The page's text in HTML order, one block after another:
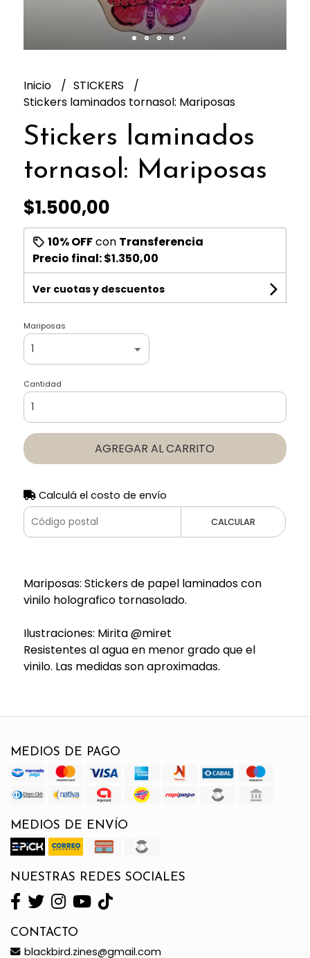
Inicio
STICKERS
Stickers laminados tornasol: Mariposas
Stickers laminados
tornasol: Mariposas
$1.500,00
10% OFFcon Transferencia
Precio final:$1.350,00
Ver cuotas y descuentos
Mariposas
Cantidad
AGREGAR AL CARRITO
Calculá el costo de envío
CALCULAR
Mariposas: Stickers de papel laminados con
vinilo holografico tornasolado.
Ilustraciones: Mirita @miret
Resistentes al agua en menor grado que el
vinilo. Las medidas son aproximadas.
MEDIOS DE PAGO
MEDIOS DE ENVÍO
NUESTRAS REDES SOCIALES
CONTACTO
blackbird.zines@gmail.com